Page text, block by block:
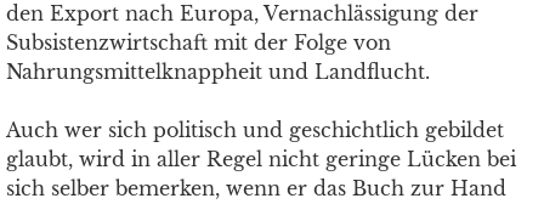
den Export nach Europa, Vernachlässigung der
Subsistenzwirtschaft mit der Folge von
Nahrungsmittelknappheit und Landflucht.
Auch wer sich politisch und geschichtlich gebildet
glaubt, wird in aller Regel nicht geringe Lücken bei
sich selber bemerken, wenn er das Buch zur Hand